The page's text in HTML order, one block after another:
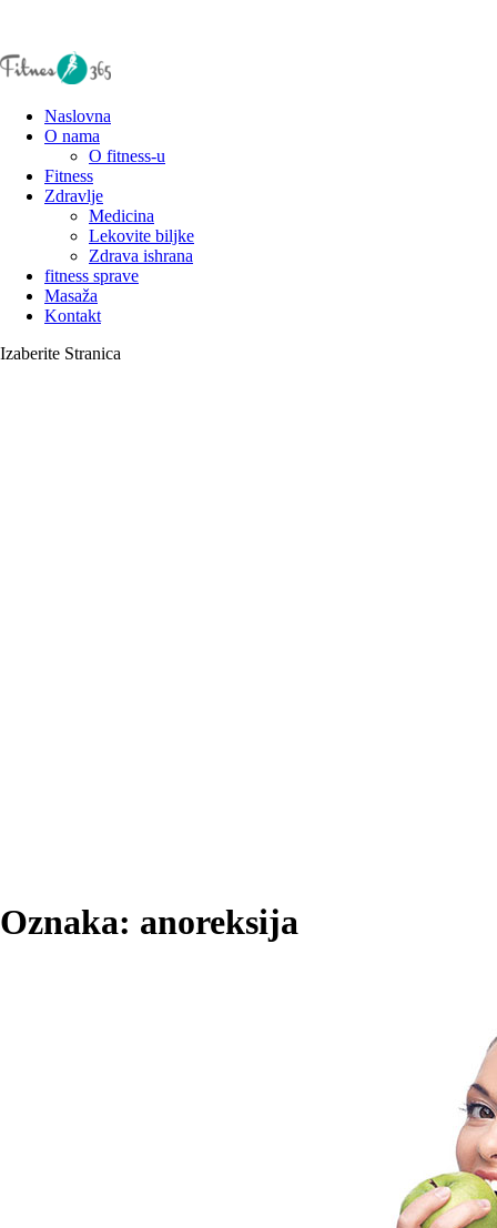
Naslovna
O nama
O fitness-u
Fitness
Zdravlje
Medicina
Lekovite biljke
Zdrava ishrana
fitness sprave
Masaža
Kontakt
Izaberite Stranica
Oznaka: anoreksija